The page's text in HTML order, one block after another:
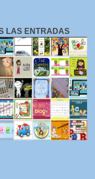
LAS ENTRADAS